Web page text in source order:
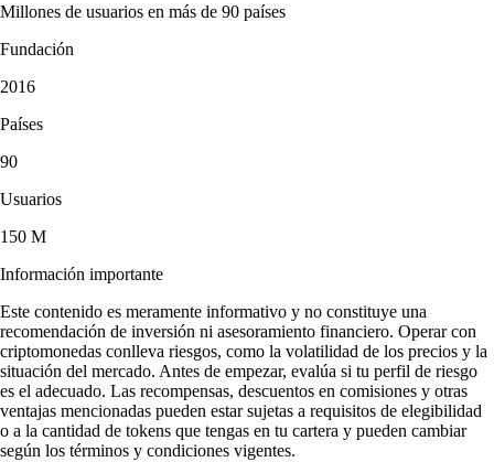
Millones de usuarios en más de 90 países
Fundación
2016
Países
90
Usuarios
150 M
Información importante
Este contenido es meramente informativo y no constituye una
recomendación de inversión ni asesoramiento financiero. Operar con
criptomonedas conlleva riesgos, como la volatilidad de los precios y la
situación del mercado. Antes de empezar, evalúa si tu perfil de riesgo
es el adecuado. Las recompensas, descuentos en comisiones y otras
ventajas mencionadas pueden estar sujetas a requisitos de elegibilidad
o a la cantidad de tokens que tengas en tu cartera y pueden cambiar
según los términos y condiciones vigentes.